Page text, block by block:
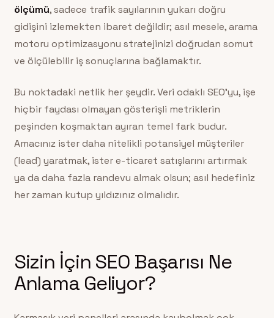
ölçümü, sadece trafik sayılarının yukarı doğru
gidişini izlemekten ibaret değildir; asıl mesele, arama
motoru optimizasyonu stratejinizi doğrudan somut
ve ölçülebilir iş sonuçlarına bağlamaktır.
Bu noktadaki netlik her şeydir. Veri odaklı SEO’yu, işe
hiçbir faydası olmayan gösterişli metriklerin
peşinden koşmaktan ayıran temel fark budur.
Amacınız ister daha nitelikli potansiyel müşteriler
(lead) yaratmak, ister e-ticaret satışlarını artırmak
ya da daha fazla randevu almak olsun; asıl hedefiniz
her zaman kutup yıldızınız olmalıdır.
Sizin İçin SEO Başarısı Ne
Anlama Geliyor?